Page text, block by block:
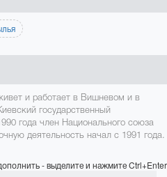
и работает в Вишневом и в
государственный
года член Национального союза
деятельность начал с 1991 года.
- выделите и нажмите Ctrl+Enter